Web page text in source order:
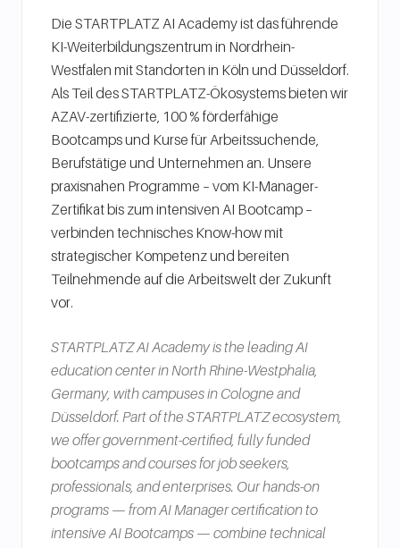
Die STARTPLATZ AI Academy ist das führende
KI-Weiterbildungszentrum in Nordrhein-
Westfalen mit Standorten in Köln und Düsseldorf.
Als Teil des STARTPLATZ-Ökosystems bieten wir
AZAV-zertifizierte, 100 % förderfähige
Bootcamps und Kurse für Arbeitssuchende,
Berufstätige und Unternehmen an. Unsere
praxisnahen Programme – vom KI-Manager-
Zertifikat bis zum intensiven AI Bootcamp –
verbinden technisches Know-how mit
strategischer Kompetenz und bereiten
Teilnehmende auf die Arbeitswelt der Zukunft
vor.
STARTPLATZ AI Academy is the leading AI
education center in North Rhine-Westphalia,
Germany, with campuses in Cologne and
Düsseldorf. Part of the STARTPLATZ ecosystem,
we offer government-certified, fully funded
bootcamps and courses for job seekers,
professionals, and enterprises. Our hands-on
programs — from AI Manager certification to
intensive AI Bootcamps — combine technical